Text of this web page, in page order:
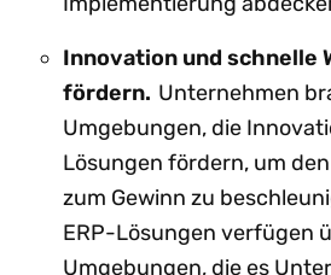
Innovation und schnelle
fördern. Unternehmen
Umgebungen, die
Lösungen fördern, um
zum Gewinn zu
ERP-Lösungen verfügen
Umgebungen, die es